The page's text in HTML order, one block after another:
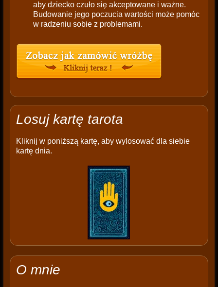
aby dziecko czuło się akceptowane i ważne.
Budowanie jego poczucia wartości może pomóc
w radzeniu sobie z problemami.
Losuj kartę tarota
Kliknij w poniższą kartę, aby wylosować dla siebie
kartę dnia.
O mnie